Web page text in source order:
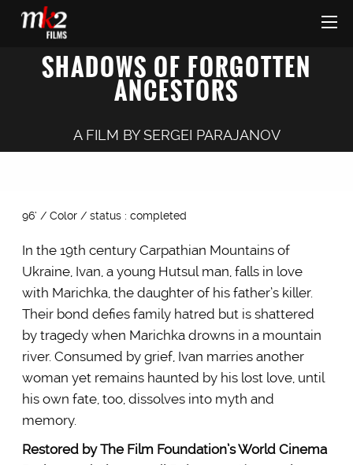
SHADOWS OF FORGOTTEN
ANCESTORS
A FILM BYSERGEI PARAJANOV
96’ / Color / status : completed
In the 19th century Carpathian Mountains of
Ukraine, Ivan, a young Hutsul man, falls in love
with Marichka, the daughter of his father’s killer.
Their bond defies family hatred but is shattered
by tragedy when Marichka drowns in a mountain
river. Consumed by grief, Ivan marries another
woman yet remains haunted by his lost love, until
his own fate, too, dissolves into myth and
memory.
Restored by The Film Foundation’s World Cinema